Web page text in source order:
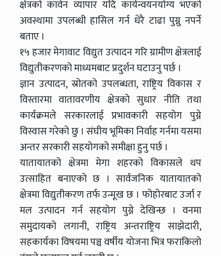
क्षेत्रको कार्वन व्यापार यदि कार्यन्वयनयोग्य भएको
अवस्थामा उपलब्धी हासिल गर्न धेरै टाढा पुग्नु नपर्ने
बताए ।
१५ हजार मेगावाट विद्युत उत्पादन गरि ग्रामीण क्षेत्रलाई
विद्युतीकरणको माध्यमबाट प्रदुर्शन घटाउनु पर्छ ।
ज्ञान उत्पादन, स्रोतको उपलब्धता, राष्ट्रिय विकास र
विस्तारमा वातावरणीय क्षेत्रको सुधार नीति तथा
कार्यक्रमले सरकारलाई प्रभावकारी सहयोग पुग्ने
विस्वास गरेको छु । संघीय भूमिका निर्वाह गर्नमा यसमा
अन्तर सरकारी सहयोगको समीक्षा हुनु पर्छ ।
यातायातको क्षेत्रमा मेगा शहरको विकासले थप
उत्साहित बनाएको छ । सार्वजनिक यातायातको
क्षेत्रमा विद्युतीकरण तर्फ उन्मूख छ । फोहोरबाट उर्जा र
मल उत्पादन गर्न सहयोग पुग्ने देखिन्छ । वनमा
समुदायको लगानी, राष्ट्रिय अन्तराष्ट्रिय साझेदारी,
सहकार्यका विषयमा पञ्च वर्षीय योजना भित्र फराकिलो